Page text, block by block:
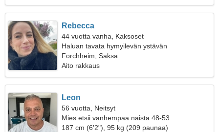
Rebecca
44 vuotta vanha, Kaksoset
Haluan tavata hymyilevän ystävän
Forchheim, Saksa
Aito rakkaus
Leon
56 vuotta, Neitsyt
Mies etsii vanhempaa naista 48-53
187 cm (6'2"), 95 kg (209 paunaa)